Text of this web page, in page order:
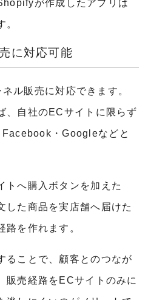
が作成したアプリは
。
に対応可能
ル販売に対応できます。
、自社のECサイトに限らず
・Googleなどと
トへ購入ボタンを加えた
した商品を実店舗へ届けた
路を作れます。
ることで、顧客とのつなが
販売経路をECサイトのみに